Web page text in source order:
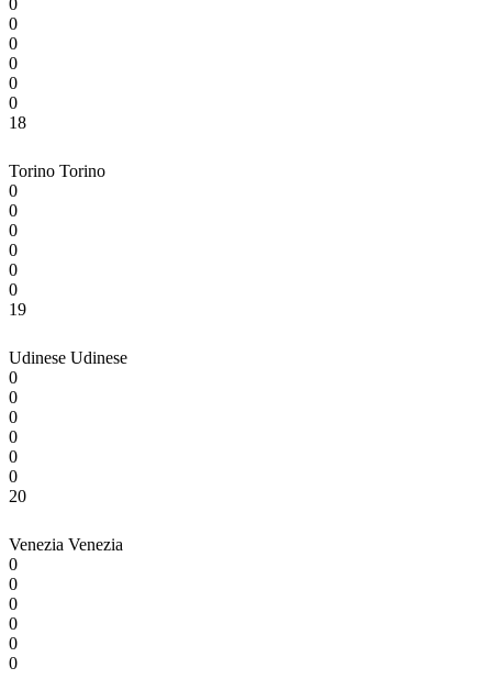
0
0
0
0
0
18
Torino Torino
0
0
0
0
0
0
19
Udinese Udinese
0
0
0
0
0
0
20
Venezia Venezia
0
0
0
0
0
0